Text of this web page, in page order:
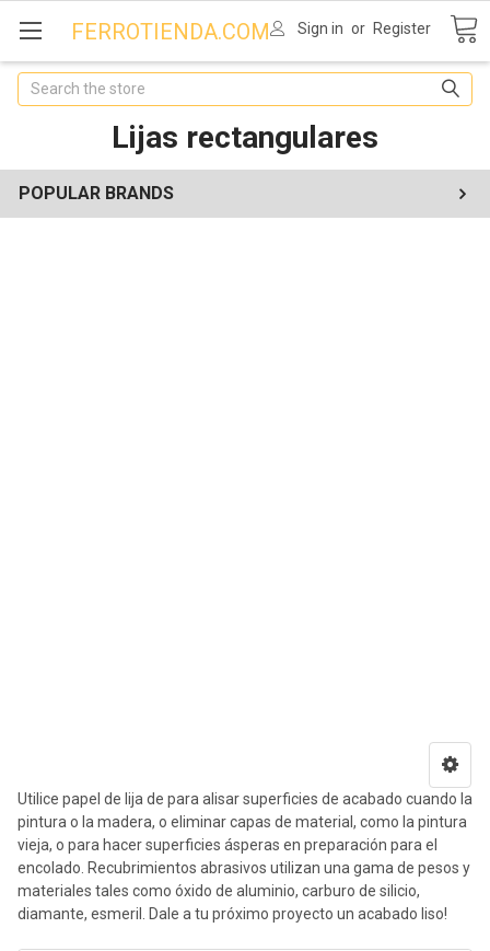
Sign in or Register
FERROTIENDA.COM
Search
Lijas rectangulares
POPULAR BRANDS
Utilice papel de lija de para alisar superficies de acabado cuando la
pintura o la madera, o eliminar capas de material, como la pintura
vieja, o para hacer superficies ásperas en preparación para el
encolado. Recubrimientos abrasivos utilizan una gama de pesos y
materiales tales como óxido de aluminio, carburo de silicio,
diamante, esmeril. Dale a tu próximo proyecto un acabado liso!